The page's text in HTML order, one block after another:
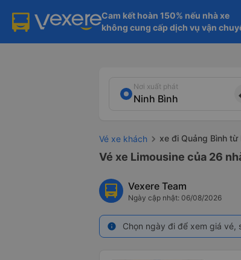
Cam kết hoàn 150% nếu nhà xe
không cung cấp dịch vụ vận
Nơi xuất phát
Vé xe khách xe đi Quảng Bình từ
Vé xe Limousine của 26
Vexere Team
Ngày cập nhật: 06/08/2026
info Chọn ngày đi để xem giá